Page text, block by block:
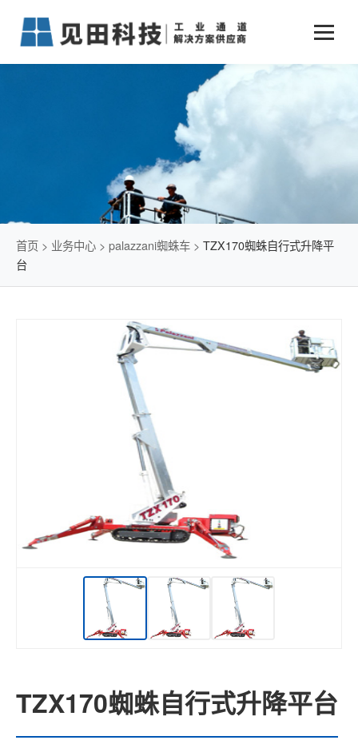
业务中心
仓储物流通道解决方案
智能立体库解决方案
简易升降机解决方案
新闻动态 +
传统仓储物流
石油化工行业
电商行业
发展历程
荣誉资质
首页 > 业务中心 > palazzani蜘蛛车 > TZX170蜘蛛自行式升降平
台
TZX170蜘蛛自行式升降平台